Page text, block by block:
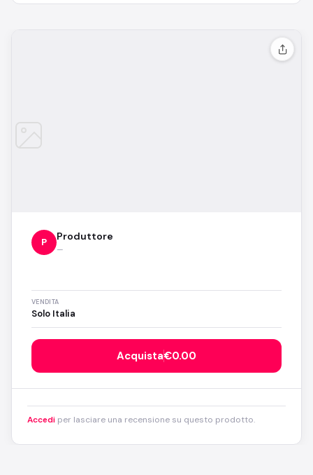
P Produttore
—
VENDITA
Solo Italia
Acquista€0.00
Accedi per lasciare una recensione su questo prodotto.